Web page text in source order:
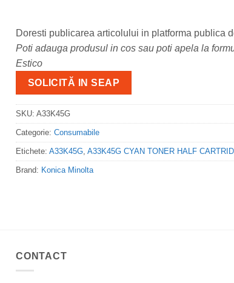
Doresti publicarea articolului in platforma publica
Poti adauga produsul in cos sau poti apela la
Estico
SOLICITĂ IN SEAP
SKU: A33K45G
Categorie: Consumabile
Etichete: A33K45G, A33K45G CYAN TONER HALF
Brand: Konica Minolta
CONTACT